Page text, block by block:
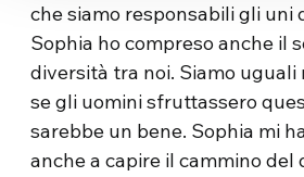
che siamo responsabili gli uni
Sophia ho compreso anche il
diversità tra noi. Siamo uguali
se gli uomini sfruttassero
sarebbe un bene. Sophia mi
anche a capire il cammino del